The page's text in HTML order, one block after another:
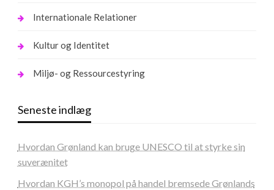
Internationale Relationer
Kultur og Identitet
Miljø- og Ressourcestyring
Seneste indlæg
Hvordan Grønland kan bruge UNESCO til at styrke sin
suverænitet
Hvordan KGH’s monopol på handel bremsede Grønlands